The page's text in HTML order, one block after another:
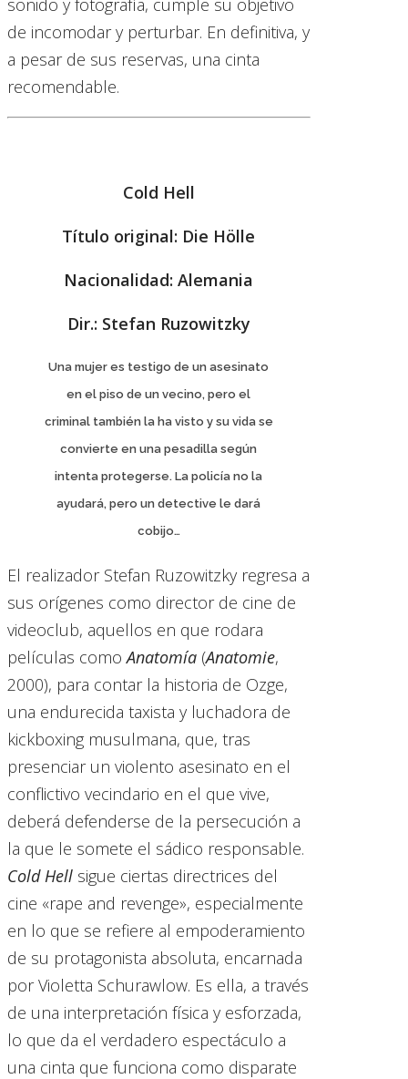
sonido y fotografía, cumple su objetivo
de incomodar y perturbar. En definitiva, y
a pesar de sus reservas, una cinta
recomendable.
Cold Hell
Título original: Die Hölle
Nacionalidad: Alemania
Dir.: Stefan Ruzowitzky
Una mujer es testigo de un asesinato
en el piso de un vecino, pero el
criminal también la ha visto y su vida se
convierte en una pesadilla según
intenta protegerse. La policía no la
ayudará, pero un detective le dará
cobijo…
El realizador Stefan Ruzowitzky regresa a
sus orígenes como director de cine de
videoclub, aquellos en que rodara
películas comoAnatomía (Anatomie,
2000), para contar la historia de Ozge,
una endurecida taxista y luchadora de
kickboxing musulmana, que, tras
presenciar un violento asesinato en el
conflictivo vecindario en el que vive,
deberá defenderse de la persecución a
la que le somete el sádico responsable.
Cold Hell sigue ciertas directrices del
cine «rape and revenge», especialmente
en lo que se refiere al empoderamiento
de su protagonista absoluta, encarnada
por Violetta Schurawlow. Es ella, a través
de una interpretación física y esforzada,
lo que da el verdadero espectáculo a
una cinta que funciona como disparate